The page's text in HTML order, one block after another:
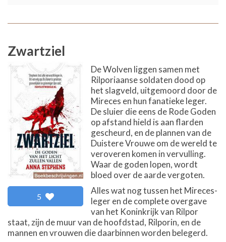
Zwartziel
5
De Wolven liggen samen met
Rilporiaanse soldaten dood op
het slagveld, uitgemoord door de
Mireces en hun fanatieke leger.
De sluier die eens de Rode Goden
op afstand hield is aan flarden
gescheurd, en de plannen van de
Duistere Vrouwe om de wereld te
veroveren komen in vervulling.
Waar de goden lopen, wordt
bloed over de aarde vergoten.
Alles wat nog tussen het Mireces-
leger en de complete overgave
van het Koninkrijk van Rilpor
staat, zijn de muur van de hoofdstad, Rilporin, en de
mannen en vrouwen die daarbinnen worden belegerd.